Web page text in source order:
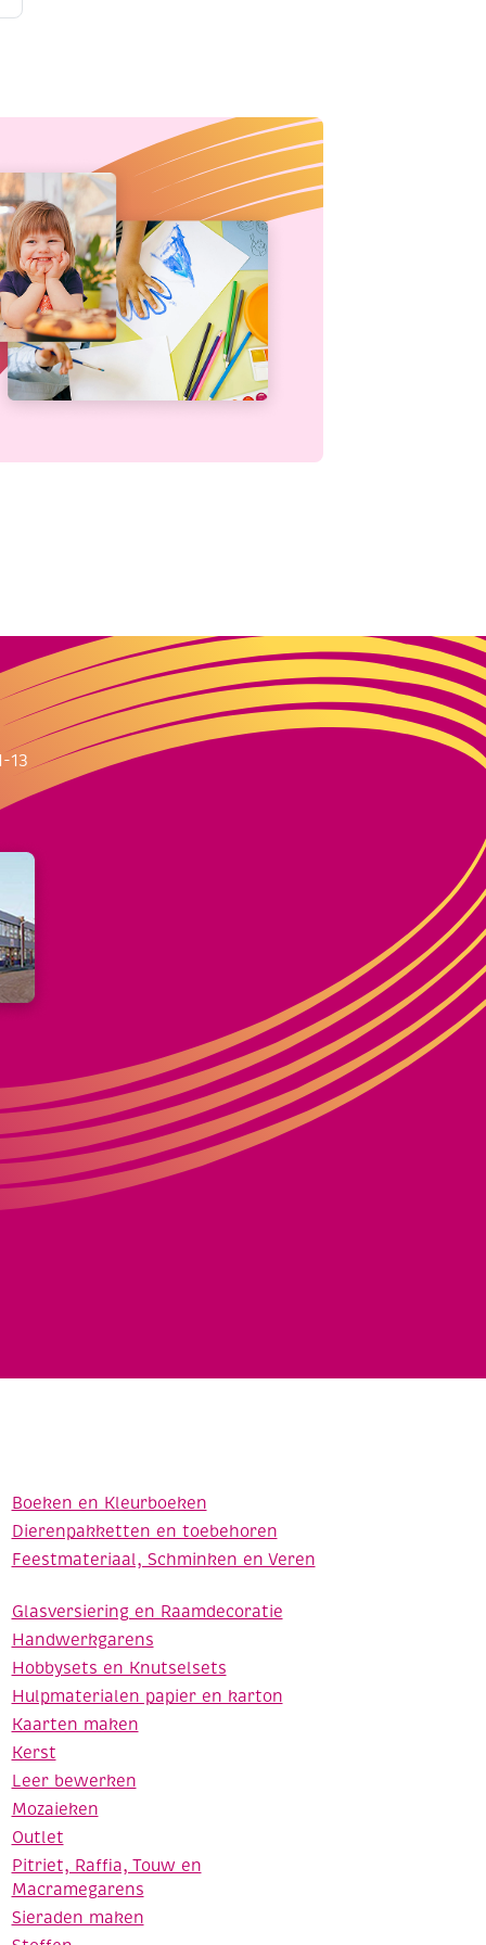
13
Boeken en Kleurboeken
Dierenpakketten en toebehoren
Feestmateriaal, Schminken en Veren
Glasversiering en Raamdecoratie
Handwerkgarens
Hobbysets en Knutselsets
Hulpmaterialen papier en karton
Kaarten maken
Kerst
Leer bewerken
Mozaieken
Outlet
Pitriet, Raffia, Touw en
Macramegarens
Sieraden maken